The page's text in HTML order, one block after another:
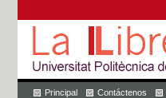
Principal Contáctenos